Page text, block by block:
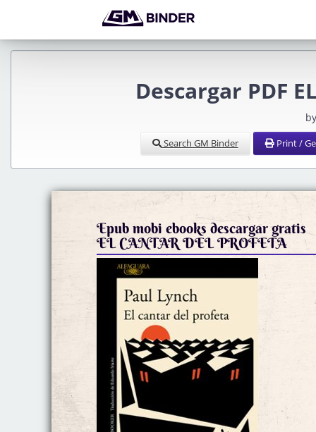
Descargar PDF
Search GM Binder Print /
Epub mobi ebooks descargar gratis
EL CANTAR DEL PROFETA